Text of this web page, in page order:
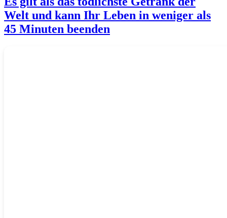
Welt und kann Ihr Leben in weniger als
45 Minuten beenden